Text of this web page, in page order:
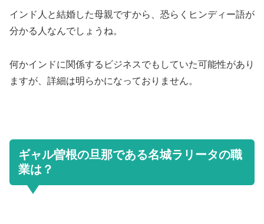
インド人と結婚した母親ですから、恐らくヒンディー語が
分かる人なんでしょうね。
何かインドに関係するビジネスでもしていた可能性があり
ますが、詳細は明らかになっておりません。
ギャル曽根の旦那である名城ラリータの職
業は？